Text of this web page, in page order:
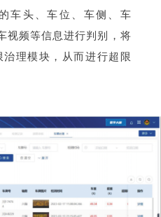
车头、车位、车侧、车
视频等信息进行判别，将
理模块，从而进行超限